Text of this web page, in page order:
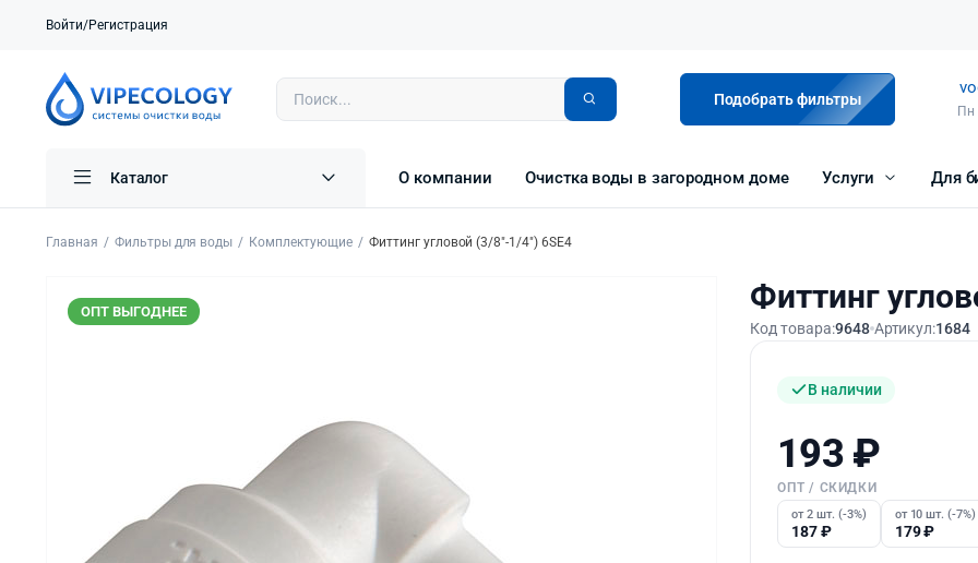
Войти/Регистрация
Подобрать фильтры
Пн
Каталог О компании Очистка воды в загородном доме Услуги Для
Главная Фильтры для воды Комплектующие Фиттинг угловой (3/8"-1/4") 6SE4
ОПТ ВЫГОДНЕЕ Фиттинг
Код товара:9648 Артикул:1684
В наличии
193 ₽
ОПТ / СКИДКИ
от 2 шт. (-3%)
187₽
от 10 шт. (-7%)
179₽